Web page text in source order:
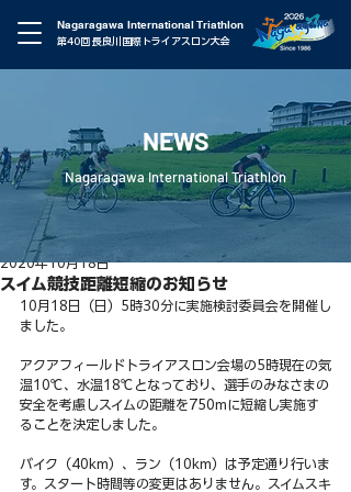
Nagaragawa International Triathlon
第40回 長良川国際トライアスロン大会
スイム競技距離短縮のお知らせ
2020年10月18日
10月18日（日）5時30分に実施検討委員会を開催し
ました。
アクアフィールドトライアスロン会場の5時現在の気
温10℃、水温18℃となっており、選手のみなさまの
安全を考慮しスイムの距離を750mに短縮し実施す
ることを決定しました。
バイク（40km）、ラン（10km）は予定通り行いま
す。スタート時間等の変更はありません。スイムスキ
NEWS
Nagaragawa International Triathlon